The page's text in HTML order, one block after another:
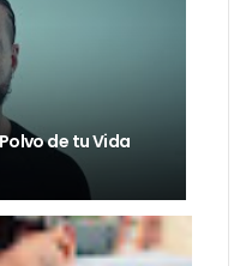
de tu Vida